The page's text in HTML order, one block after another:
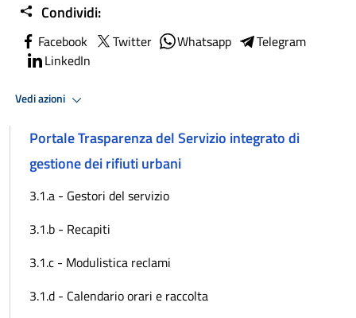
Condividi:
Facebook Twitter Whatsapp
Telegram
LinkedIn
Vedi azioni
Portale Trasparenza del Servizio integrato di
gestione dei rifiuti urbani
3.1.a - Gestori del servizio
3.1.b - Recapiti
3.1.c - Modulistica reclami
3.1.d - Calendario orari e raccolta